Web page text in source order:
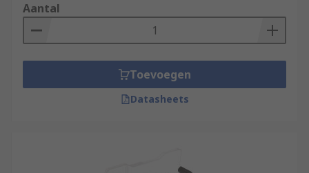
Aantal
Toevoegen
Datasheets